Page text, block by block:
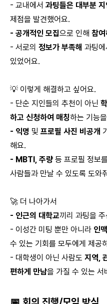
- 교내에서 과팅들은 대부분
제점을 발견했어요.
- 공개적인 모집으로 인해 참
- 서로의 정보가 부족해 과팅
있었어요.
💡 이렇게 해결하고 싶어요.
- 단순 지인들의 추천이 아닌
하고 신청하여 매칭하는 기능
- 익명 및 프로필 사진 비공개
해요.
- MBTI, 주량 등 프로필 정보
사람들과 만날 수 있도록 도와
🚀 더 나아가서
- 인근의 대학교끼리 과팅을
- 이성간 미팅 뿐만 아니라 인맥
수 있는 기회를 모두에게 제공
- 대학생이 아닌 사람도 지역,
편하게 만남을 가질 수 있는 서